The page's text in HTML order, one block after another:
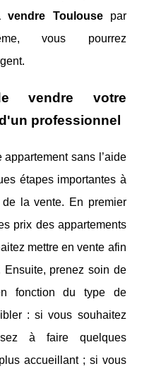
vendre Toulousepar
vous pourrez
vendre votre
professionnel
sans l’aide
étapes importantes à
la vente. En premier
prix des appartements
mettre en vente afin
prenez soin de
fonction du type de
: si vous souhaitez
à faire quelques
accueillant ; si vous